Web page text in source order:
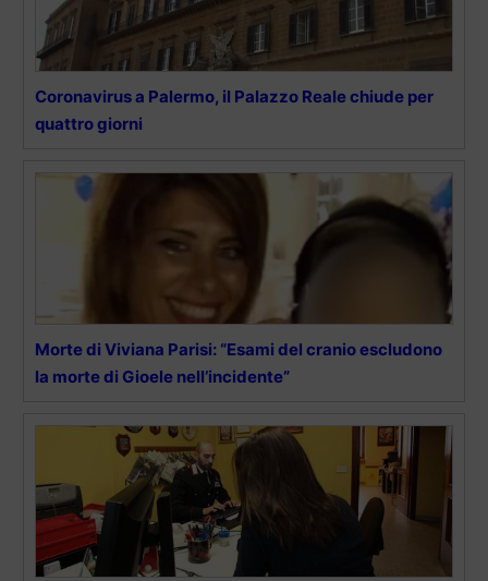
Coronavirus a Palermo, il Palazzo Reale chiude per
quattro giorni
Morte di Viviana Parisi: “Esami del cranio escludono
la morte di Gioele nell’incidente”